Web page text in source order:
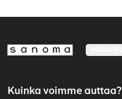
Kuinka voimme auttaa?